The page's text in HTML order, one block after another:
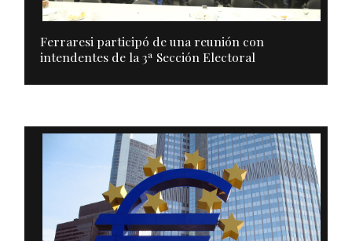
Ferraresi participó de una reunión con
intendentes de la 3ª Sección Electoral